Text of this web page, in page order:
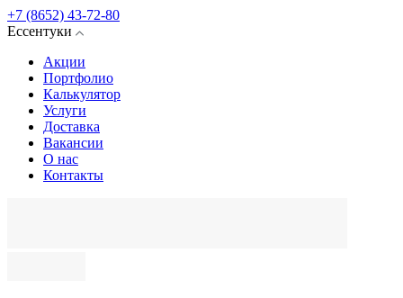
+7 (8652) 43-72-80
Ессентуки
Акции
Портфолио
Калькулятор
Услуги
Доставка
Вакансии
О нас
Контакты